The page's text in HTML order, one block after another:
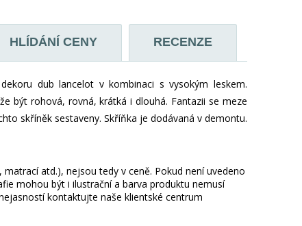
HLÍDÁNÍ CENY RECENZE
dub lancelot v kombinaci s vysokým leskem.
být rohová, rovná, krátká i dlouhá. Fantazii se meze
skříněk sestaveny. Skříňka je dodávaná v demontu.
atd.), nejsou tedy v ceně. Pokud není uvedeno
mohou být i ilustrační a barva produktu nemusí
kontaktujte naše klientské centrum